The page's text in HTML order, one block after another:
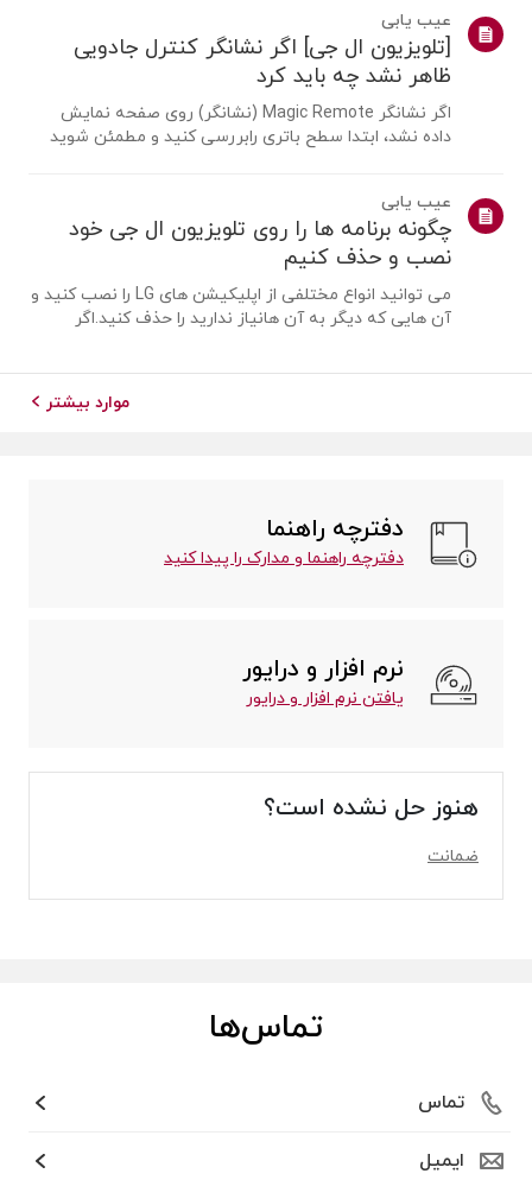
بتواند سیگنال UHD دریافت کند ...
عیب یابی
[تلویزیون ال جی] اگر نشانگر کنترل جادویی
ظاهر نشد چه باید کرد
اگر نشانگر Magic Remote (نشانگر) روی صفحه نمایش
داده نشد، ابتدا سطح باتری رابررسی کنید و مطمئن شوید
ریموت از تلویزیونجدا شده است. ریموت ر...
عیب یابی
چگونه برنامه ها را روی تلویزیون ال جی خود
نصب و حذف کنیم
می توانید انواع مختلفی از اپلیکیشن های LG را نصب کنید و
آن هایی که دیگر به آن هانیاز ندارید را حذف کنید.اگر
موارد بیشتر
دفترچه راهنما
دفترچه راهنما و مدارک را پیدا کنید
نرم افزار و درایور
یافتن نرم افزار و درایور
هنوز حل نشده است؟
ضمانت
تماس‌ها
تماس
ایمیل